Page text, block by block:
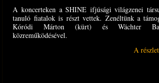
A koncerteken a SHINE ifjúsági világzenei
tanuló fiatalok is részt vettek. Zenéltünk a
Kóródi Márton (kürt) és Wächter
közreműködésével.
A